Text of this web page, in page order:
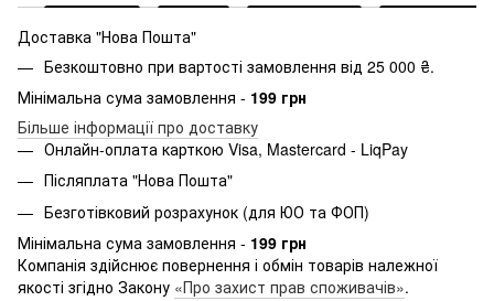
Доставка "Нова Пошта"
Безкоштовно при вартості замовлення від 25 000 ₴.
Мінімальна сума замовлення - 199 грн
Більше інформації про доставку
Онлайн-оплата карткою Visa, Mastercard - LiqPay
Післяплата "Нова Пошта"
Безготівковий розрахунок (для ЮО та ФОП)
Мінімальна сума замовлення - 199 грн
Компанія здійснює повернення і обмін товарів належної
якості згідно Закону «Про захист прав споживачів».